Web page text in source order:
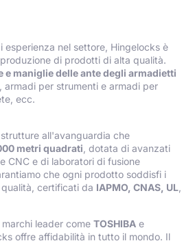
esperienza nel settore, Hingelocks è
di prodotti di alta qualità.
e maniglie delle ante degli armadietti
armadi per strumenti e armadi per
ecc.
all'avanguardia che
metri quadrati , dotata di avanzati
CNC e di laboratori di fusione
che ogni prodotto soddisfi i
certificati da IAPMO, CNAS, UL
leader come TOSHIBA e
offre affidabilità in tutto il mondo. Il